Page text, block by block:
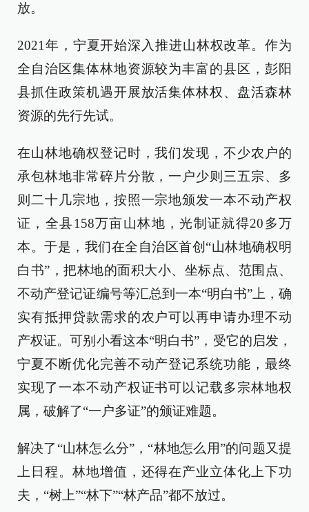
放。
2021年，宁夏开始深入推进山林权改革。作为
全自治区集体林地资源较为丰富的县区，彭阳
县抓住政策机遇开展放活集体林权、盘活森林
资源的先行先试。
在山林地确权登记时，我们发现，不少农户的
承包林地非常碎片分散，一户少则三五宗、多
则二十几宗地，按照一宗地颁发一本不动产权
证，全县158万亩山林地，光制证就得20多万
本。于是，我们在全自治区首创“山林地确权明
白书”，把林地的面积大小、坐标点、范围点、
不动产登记证编号等汇总到一本“明白书”上，确
实有抵押贷款需求的农户可以再申请办理不动
产权证。可别小看这本“明白书”，受它的启发，
宁夏不断优化完善不动产登记系统功能，最终
实现了一本不动产权证书可以记载多宗林地权
属，破解了“一户多证”的颁证难题。
解决了“山林怎么分”，“林地怎么用”的问题又提
上日程。林地增值，还得在产业立体化上下功
夫，“树上”“林下”“林产品”都不放过。